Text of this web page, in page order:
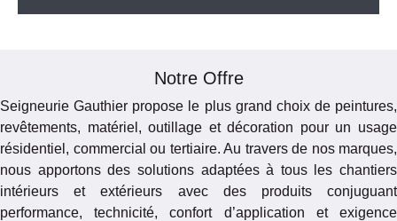
Notre Offre
Seigneurie Gauthier propose le plus grand choix de peintures,
revêtements, matériel, outillage et décoration pour un usage
résidentiel, commercial ou tertiaire. Au travers de nos marques,
nous apportons des solutions adaptées à tous les chantiers
intérieurs et extérieurs avec des produits conjuguant
performance, technicité, confort d’application et exigence